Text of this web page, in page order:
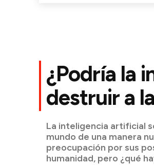
¿Podría la
destruir a
La inteligencia artificial
mundo de una manera
preocupación por sus
humanidad, pero ¿qué